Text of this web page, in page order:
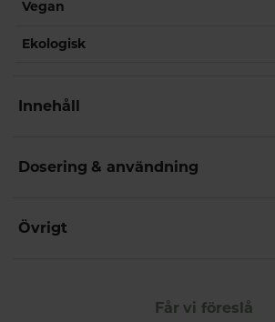
Vegan
Ekologisk
Innehåll
Dosering & användning
Övrigt
Får vi föreslå